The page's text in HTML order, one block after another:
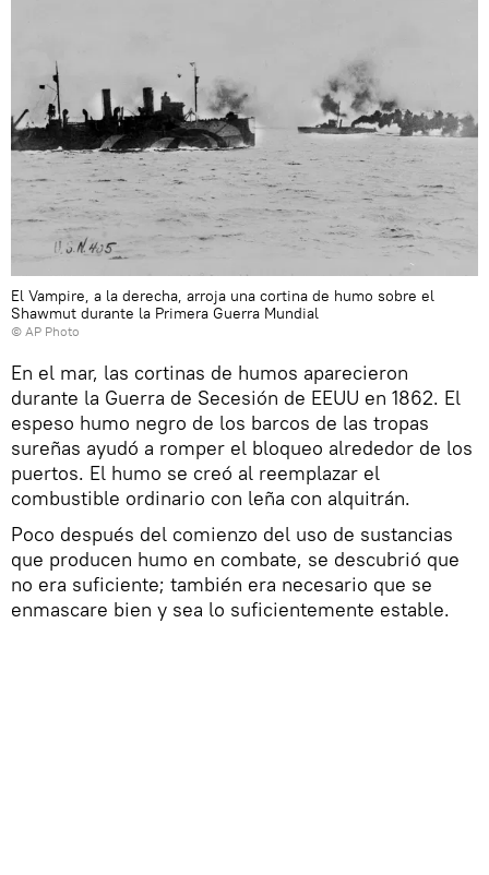
El Vampire, a la derecha, arroja una cortina de humo sobre el
Shawmut durante la Primera Guerra Mundial
© AP Photo
En el mar, las cortinas de humos aparecieron
durante la Guerra de Secesión de EEUU en 1862. El
espeso humo negro de los barcos de las tropas
sureñas ayudó a romper el bloqueo alrededor de los
puertos. El humo se creó al reemplazar el
combustible ordinario con leña con alquitrán.
Poco después del comienzo del uso de sustancias
que producen humo en combate, se descubrió que
no era suficiente; también era necesario que se
enmascare bien y sea lo suficientemente estable.